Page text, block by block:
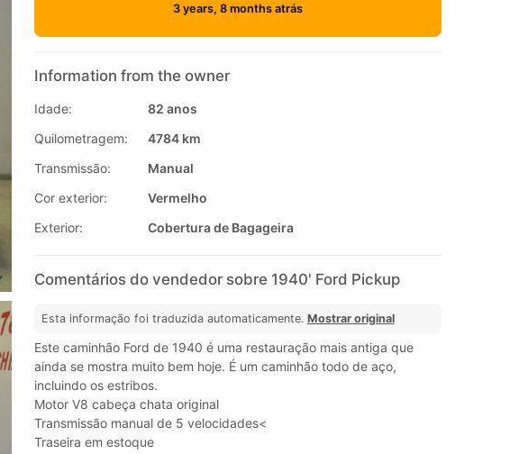
3 years, 8 months atrás
Information from the owner
Idade:
82 anos
Quilometragem:
4784 km
Transmissão:
Manual
Cor exterior:
Vermelho
Exterior:
Cobertura de Bagageira
Comentários do vendedor sobre 1940' Ford Pickup
Esta informação foi traduzida automaticamente. Mostrar original
Este caminhão Ford de 1940 é uma restauração mais antiga que
ainda se mostra muito bem hoje. É um caminhão todo de aço,
incluindo os estribos.
Motor V8 cabeça chata original
Transmissão manual de 5 velocidades<
Traseira em estoque